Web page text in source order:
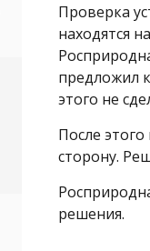
Проверка
находятся
предложил
этого не
После
сторону.
решения.